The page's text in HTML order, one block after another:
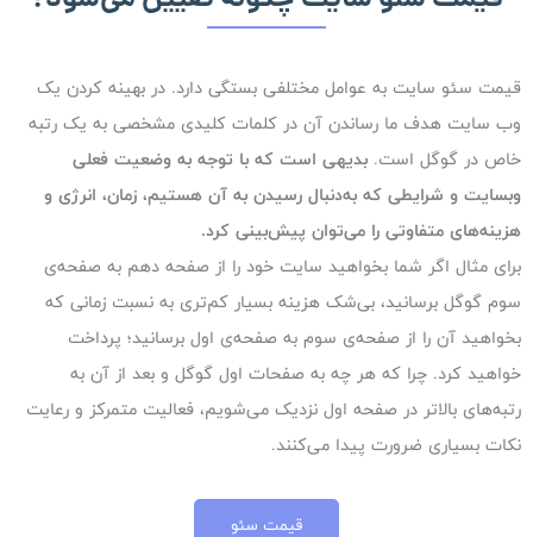
قیمت سئو سایت به عوامل مختلفی بستگی دارد. در بهینه کردن یک
وب سایت هدف ما رساندن آن در کلمات کلیدی مشخصی به یک رتبه‌
خاص در گوگل است. بدیهی‌ است که با توجه به وضعیت فعلی
وبسایت و شرایطی که به‌دنبال رسیدن به آن هستیم، زمان، انرژی و
هزینه‌های متفاوتی را می‌توان پیش‌بینی کرد.
برای مثال اگر شما بخواهید سایت خود را از صفحه دهم به صفحه‌ی
سوم گوگل برسانید، بی‌شک هزینه‌ بسیار کم‌تری به نسبت زمانی که
بخواهید آن را از صفحه‌ی سوم به صفحه‌ی اول برسانید؛ پرداخت
خواهید کرد. چرا که هر چه به صفحات اول گوگل و بعد از آن به
رتبه‌های بالاتر در صفحه‌ اول نزدیک می‌شویم، فعالیت متمرکز و رعایت
نکات بسیاری ضرورت پیدا می‌کنند.
قیمت سئو